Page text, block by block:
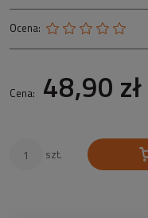
Ocena:
Cena: 48,90 zł
szt.